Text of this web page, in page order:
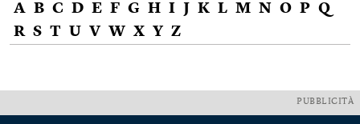
A B C D E F G H I J K L M N O P Q
R S T U V W X Y Z
PUBBLICITÀ